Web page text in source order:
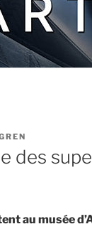
des
au musée